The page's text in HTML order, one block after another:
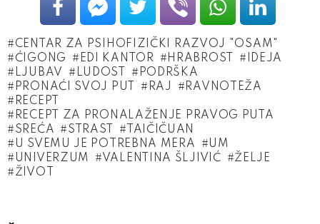
CENTAR ZA PSIHOFIZIČKI RAZVOJ "OSAM"
ĆIGONG
EDI KANTOR HRABROST
IDEJA
LJUBAV
LUDOST
PODRŠKA
PRONAĆI SVOJ PUT
RAJ
RAVNOTEŽA
RECEPT
RECEPT ZA PRONALAŽENJE PRAVOG PUTA
SREĆA
STRAST
TAIČIČUAN
U SVEMU JE POTREBNA MERA
UM
UNIVERZUM
VALENTINA ŠLJIVIĆ
ŽELJE
ŽIVOT